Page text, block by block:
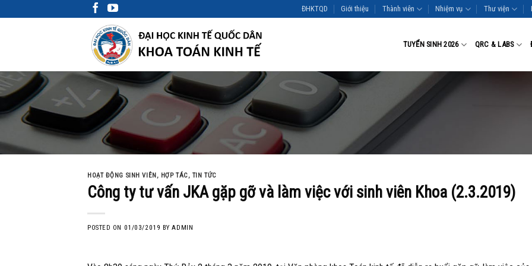
to
ĐHKTQD Giới thiệu Thành viên Nhiệm vụ Thư viện
TUYỂN SINH 2026 QRC & LABS
HOẠT ĐỘNG SINH VIÊN, HỢP TÁC, TIN TỨC
Công ty tư vấn JKA gặp gỡ và làm việc với sinh viên Khoa (2.3.2019)
POSTED ON 01/03/2019 BYADMIN